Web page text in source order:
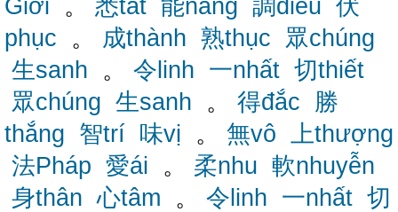
Giới 。 悉tất 能năng 調điều 伏
phục 。 成thành 熟thục 眾chúng
生sanh 。 令linh 一nhất 切thiết
眾chúng 生sanh 。 得đắc
勝
thắng 智trí 味vị 。 無vô 上thượng
法Pháp 愛ái 。 柔nhu 軟nhuyễn
身thân 心tâm 。 令linh 一nhất 切